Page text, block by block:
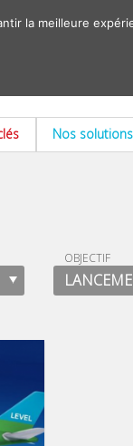
Nos solutions
OBJECTIF
la meilleure